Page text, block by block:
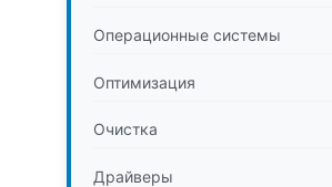
Операционные системы
Оптимизация
Очистка
Драйверы